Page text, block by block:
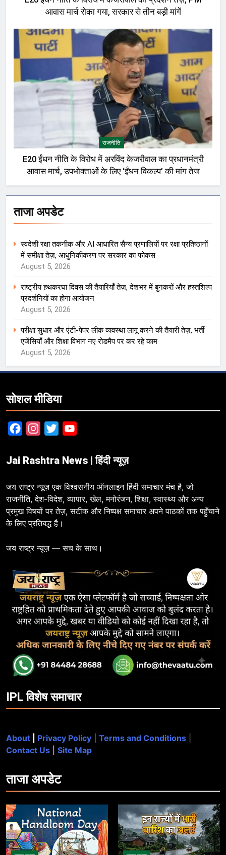
आवास मार्च रोका गया, सरकार से तीन बड़ी मांगें
राजनीति
E20 ईंधन नीति के विरोध में अरविंद केजरीवाल का प्रधानमंत्री
आवास मार्च, उपभोक्ताओं के लिए ‘ईंधन विकल्प’ की मांग तेज
ताजा अपडेट
स्वदेशी रक्षा तकनीक और AI आधारित सैन्य प्रणालियों पर रक्षा प्रतिष्ठानों
में समीक्षा तेज़, आधुनिकीकरण पर सरकार का फोकस
August 5, 2026
राष्ट्रीय हथकरघा दिवस की तैयारियाँ तेज़, देशभर में बुनकरों और हस्तशिल्प
प्रदर्शनियों का होगा आयोजन
August 5, 2026
परीक्षा सुधार और एंटी-पेपर लीक व्यवस्था लागू करने की तैयारी तेज़, भर्ती
एजेंसियाँ और शिक्षा विभाग नए रोडमैप पर कर रहे काम
August 5, 2026
सोशल मीडिया
FacebookInstagram
Twitter
Jai Rashtra News | हिंदी न्यूज़
जय राष्ट्र न्यूज़ एक विश्वसनीय ऑनलाइन हिंदी समाचार मंच है, जो
राजनीति, देश-विदेश, व्यापार, खेल, मनोरंजन, शिक्षा, स्वास्थ्य और अन्य
प्रमुख विषयों पर तेज़, सटीक और निष्पक्ष समाचार अपने पाठकों तक पहुँचाने
के लिए प्रतिबद्ध है।
जय राष्ट्र न्यूज़ — सच के साथ।
IPL विशेष समाचार
About Privacy Policy Terms and Conditions
Contact Us
Site Map
ताजाअपडेट